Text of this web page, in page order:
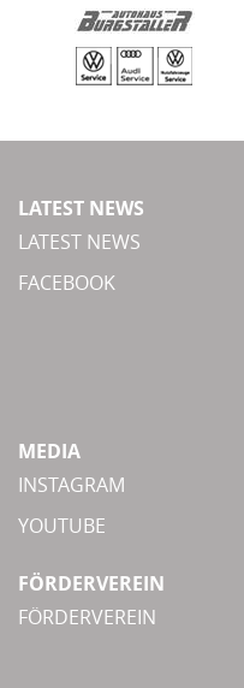
LATEST NEWS
LATEST NEWS
FACEBOOK
MEDIA
INSTAGRAM
YOUTUBE
FÖRDERVEREIN
FÖRDERVEREIN